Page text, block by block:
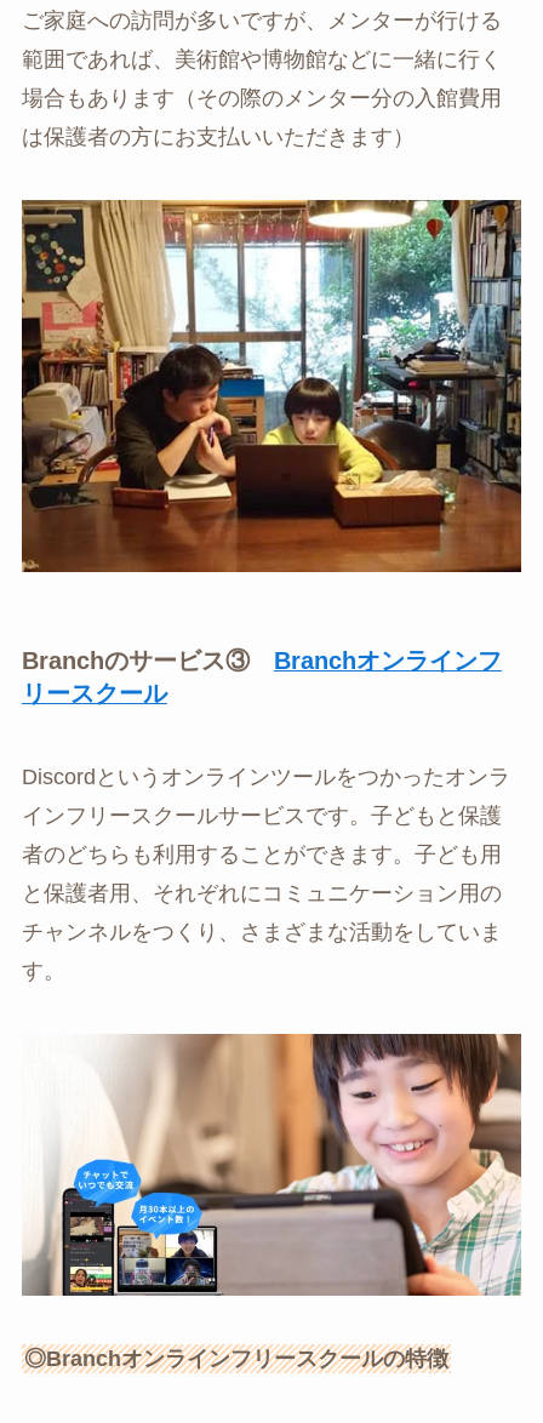
ご家庭への訪問が多いですが、メンターが行ける
範囲であれば、美術館や博物館などに一緒に行く
場合もあります（その際のメンター分の入館費用
は保護者の方にお支払いいただきます）
Branchのサービス③ Branchオンラインフ
リースクール
Discordというオンラインツールをつかったオンラ
インフリースクールサービスです。子どもと保護
者のどちらも利用することができます。子ども用
と保護者用、それぞれにコミュニケーション用の
チャンネルをつくり、さまざまな活動をしていま
す。
◎Branchオンラインフリースクールの特徴